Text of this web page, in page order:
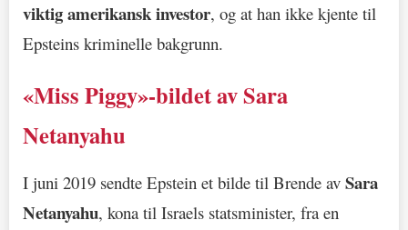
viktig amerikansk investor, og at han ikke kjente til
Epsteins kriminelle bakgrunn.
«Miss Piggy»-bildet av Sara
Netanyahu
I juni 2019 sendte Epstein et bilde til Brende av Sara
Netanyahu, kona til Israels statsminister, fra en